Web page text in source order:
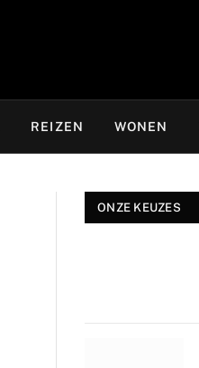
REIZEN WONEN
ONZE KEUZES